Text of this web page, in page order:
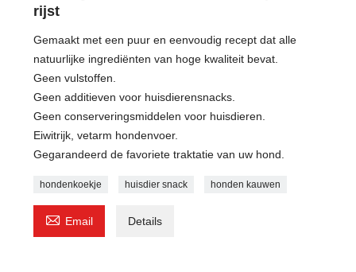
rijst
Gemaakt met een puur en eenvoudig recept dat alle
natuurlijke ingrediënten van hoge kwaliteit bevat.
Geen vulstoffen.
Geen additieven voor huisdierensnacks.
Geen conserveringsmiddelen voor huisdieren.
Eiwitrijk, vetarm hondenvoer.
Gegarandeerd de favoriete traktatie van uw hond.
hondenkoekje huisdier snack honden kauwen
 Email Details